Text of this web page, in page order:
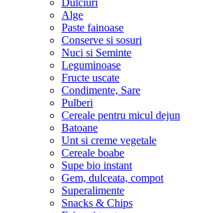
Dulciuri
Alge
Paste fainoase
Conserve si sosuri
Nuci si Seminte
Leguminoase
Fructe uscate
Condimente, Sare
Pulberi
Cereale pentru micul dejun
Batoane
Unt si creme vegetale
Cereale boabe
Supe bio instant
Gem, dulceata, compot
Superalimente
Snacks & Chips